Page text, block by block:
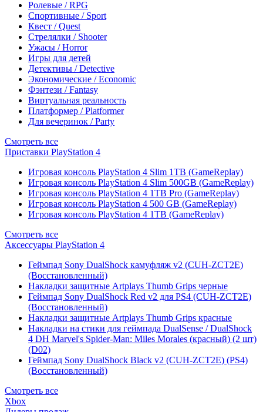
Ролевые / RPG
Спортивные / Sport
Квест / Quest
Стрелялки / Shooter
Ужасы / Horror
Игры для детей
Детективы / Detective
Экономические / Economic
Фэнтези / Fantasy
Виртуальная реальность
Платформер / Platformer
Для вечеринок / Party
Смотреть все
Приставки PlayStation 4
Игровая консоль PlayStation 4 Slim 1TB (GameReplay)
Игровая консоль PlayStation 4 Slim 500GB (GameReplay)
Игровая консоль PlayStation 4 1TB Pro (GameReplay)
Игровая консоль PlayStation 4 500 GB (GameReplay)
Игровая консоль PlayStation 4 1TB (GameReplay)
Смотреть все
Аксессуары PlayStation 4
Геймпад Sony DualShock камуфляж v2 (CUH-ZCT2E)
(Восстановленный)
Накладки защитные Artplays Thumb Grips черные
Геймпад Sony DualShock Red v2 для PS4 (CUH-ZCT2E)
(Восстановленный)
Накладки защитные Artplays Thumb Grips красные
Накладки на стики для геймпада DualSense / DualShock
4 DH Marvel's Spider-Man: Miles Morales (красный) (2 шт)
(D02)
Геймпад Sony DualShock Black v2 (CUH-ZCT2E) (PS4)
(Восстановленный)
Смотреть все
Xbox